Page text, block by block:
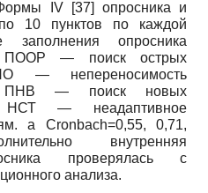
IV [37]
опросника и
10 пунктов по каждой
заполнения опросника
ПООР— поиск острых
— непереносимость
ПНВ — поиск новых
НСТ — не­адаптивное
а Cronbach=0,55,0,71,
внутренняя
проверялась с
анализа.